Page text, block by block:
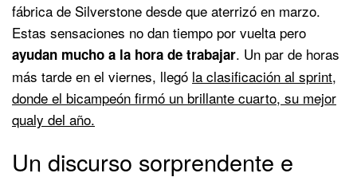
fábrica de Silverstone desde que aterrizó en marzo.
Estas sensaciones no dan tiempo por vuelta pero
ayudan mucho a la hora de trabajar. Un par de horas
más tarde en el viernes, llegó la clasificación al sprint,
donde el bicampeón firmó un brillante cuarto, su mejor
qualy del año.
Un discurso sorprendente e